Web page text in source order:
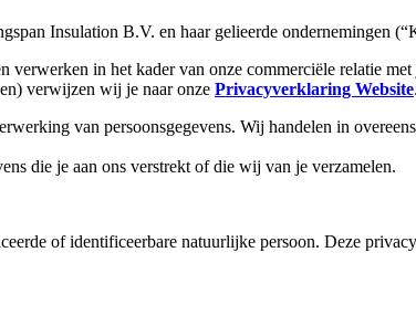
Insulation B.V. en haar gelieerde ondernemingen
verwerken in het kader van onze commerciële relatie
verwijzen wij je naar onze Privacyverklaring Website.
van persoonsgegevens. Wij handelen in
die je aan ons verstrekt of die wij van je verzamelen.
of identificeerbare natuurlijke persoon. Deze